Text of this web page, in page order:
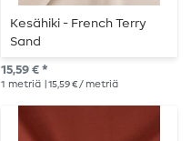
Kesähiki - French Terry
Sand
15,59 € *
1 metriä | 15,59 € / metriä